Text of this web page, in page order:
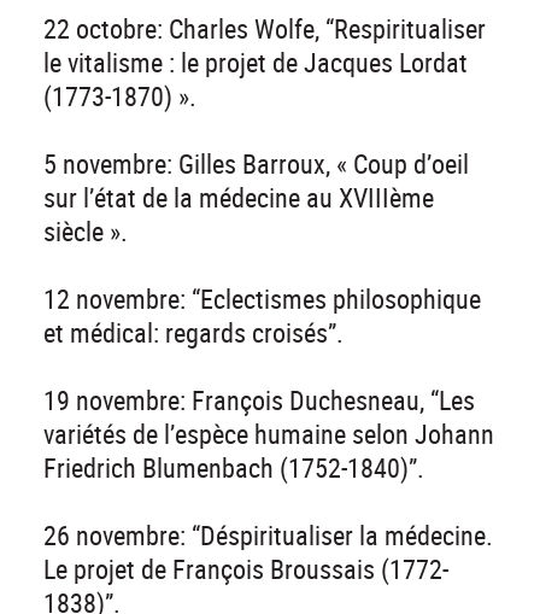
22 octobre: Charles Wolfe, “Respiritualiser
le vitalisme : le projet de Jacques Lordat
(1773-1870) ».
5 novembre: Gilles Barroux, « Coup d’oeil
sur l’état de la médecine au XVIIIème
siècle ».
12 novembre: “Eclectismes philosophique
et médical: regards croisés”.
19 novembre: François Duchesneau, “Les
variétés de l’espèce humaine selon Johann
Friedrich Blumenbach (1752-1840)”.
26 novembre: “Déspiritualiser la médecine.
Le projet de François Broussais (1772-
1838)”.